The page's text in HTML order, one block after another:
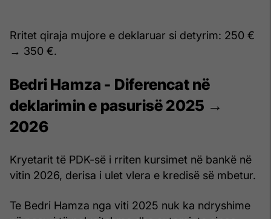
Rritet qiraja mujore e deklaruar si detyrim: 250 €
→ 350 €.
Bedri Hamza - Diferencat në
deklarimin e pasurisë 2025 →
2026
Kryetarit të PDK-së i rriten kursimet në bankë në
vitin 2026, derisa i ulet vlera e kredisë së mbetur.
Te Bedri Hamza nga viti 2025 nuk ka ndryshime